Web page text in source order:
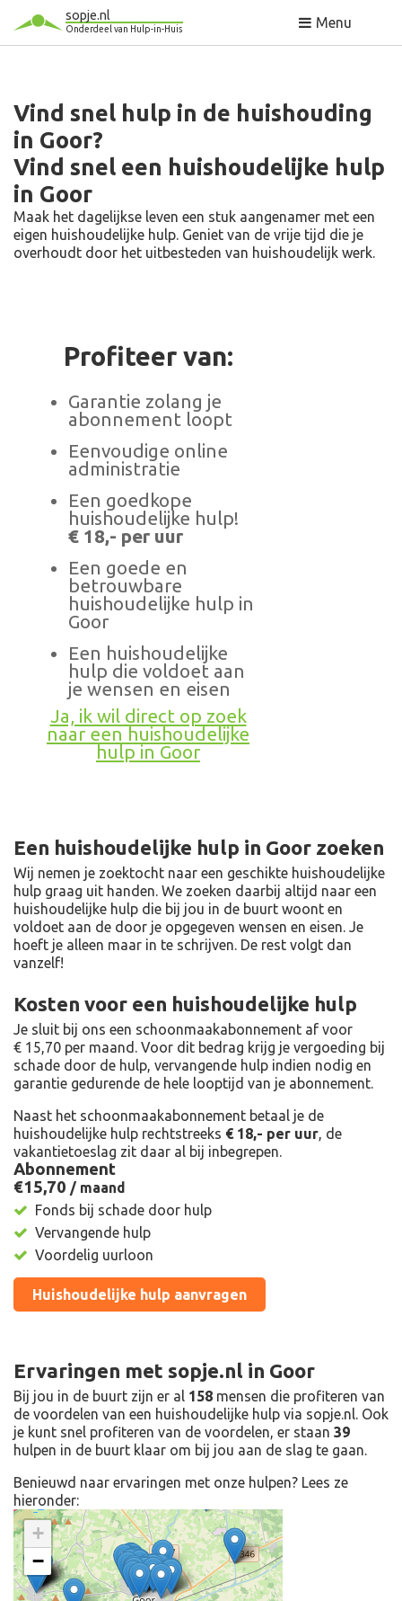
sopje.nl
Onderdeel van Hulp-in-Huis Menu
Vind snel hulp in de huishouding
in Goor?
Vind snel een huishoudelijke hulp
in Goor
Maak het dagelijkse leven een stuk aangenamer met een
eigen huishoudelijke hulp. Geniet van de vrije tijd die je
overhoudt door het uitbesteden van huishoudelijk werk.
Profiteer van:
Garantie zolang je
abonnement loopt
Eenvoudige online
administratie
Een goedkope
huishoudelijke hulp!
€ 18,- per uur
Een goede en
betrouwbare
huishoudelijke hulp in
Goor
Een huishoudelijke
hulp die voldoet aan
je wensen en eisen
Ja, ik wil direct op zoek
naar een huishoudelijke
hulp in Goor
Een huishoudelijke hulp in Goor zoeken
Wij nemen je zoektocht naar een geschikte huishoudelijke
hulp graag uit handen. We zoeken daarbij altijd naar een
huishoudelijke hulp die bij jou in de buurt woont en
voldoet aan de door je opgegeven wensen en eisen. Je
hoeft je alleen maar in te schrijven. De rest volgt dan
vanzelf!
Kosten voor een huishoudelijke hulp
Je sluit bij ons een schoonmaakabonnement af voor
€ 15,70 per maand . Voor dit bedrag krijg je vergoeding bij
schade door de hulp, vervangende hulp indien nodig en
garantie gedurende de hele looptijd van je abonnement.
Naast het schoonmaakabonnement betaal je de
huishoudelijke hulp rechtstreeks € 18,- per uur, de
vakantietoeslag zit daar al bij inbegrepen.
Abonnement
€15,70 / maand
Fonds bij schade door hulp
Vervangende hulp
Voordelig uurloon
Huishoudelijke hulp aanvragen
Ervaringen met sopje.nl in Goor
Bij jou in de buurt zijn er al 158 mensen die profiteren van
de voordelen van een huishoudelijke hulp via sopje.nl. Ook
je kunt snel profiteren van de voordelen, er staan 39
hulpen in de buurt klaar om bij jou aan de slag te gaan.
Benieuwd naar ervaringen met onze hulpen? Lees ze
hieronder:
Ontdek meer ervaringen
Huishoudelijke Hulp bij
+
−